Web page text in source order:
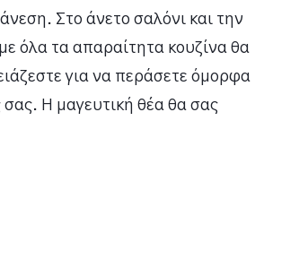
Στο άνετο σαλόνι και την
όλα τα απαραίτητα κουζίνα θα
για να περάσετε όμορφα
σας. Η μαγευτική θέα θα σας